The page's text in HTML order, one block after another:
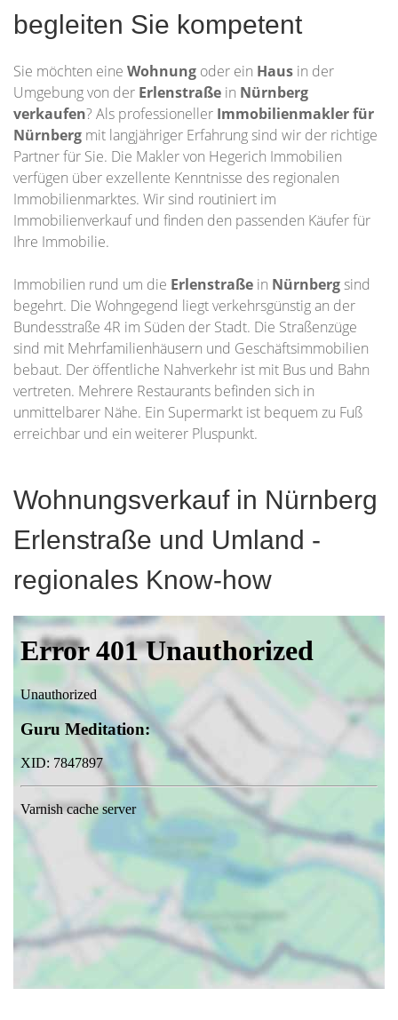
begleiten Sie kompetent
Sie möchten eine Wohnung oder ein Haus in der
Umgebung von der Erlenstraße in Nürnberg
verkaufen? Als professioneller Immobilienmakler für
Nürnberg mit langjähriger Erfahrung sind wir der richtige
Partner für Sie. Die Makler von Hegerich Immobilien
verfügen über exzellente Kenntnisse des regionalen
Immobilienmarktes. Wir sind routiniert im
Immobilienverkauf und finden den passenden Käufer für
Ihre Immobilie.
Immobilien rund um die Erlenstraße in Nürnbergsind
begehrt. Die Wohngegend liegt verkehrsgünstig an der
Bundesstraße 4R im Süden der Stadt. Die Straßenzüge
sind mit Mehrfamilienhäusern und Geschäftsimmobilien
bebaut. Der öffentliche Nahverkehr ist mit Bus und Bahn
vertreten. Mehrere Restaurants befinden sich in
unmittelbarer Nähe. Ein Supermarkt ist bequem zu Fuß
erreichbar und ein weiterer Pluspunkt.
Wohnungsverkauf in Nürnberg
Erlenstraße und Umland -
regionales Know-how